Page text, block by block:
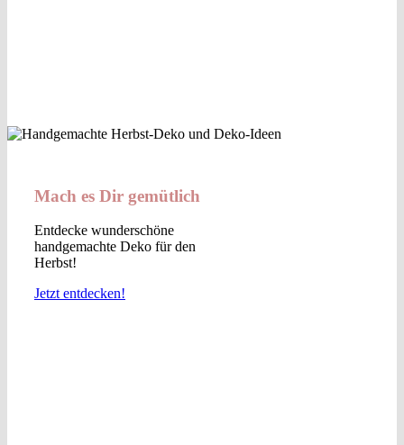
Mach es Dir gemütlich
Entdecke wunderschöne
handgemachte Deko für den
Herbst!
Jetzt entdecken!